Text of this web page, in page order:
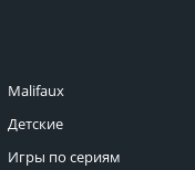
Malifaux
Детские
Игры по сериям